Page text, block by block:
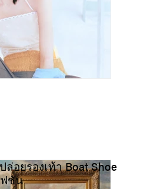
อยรองเท้า Boat Shoe
ชั่น